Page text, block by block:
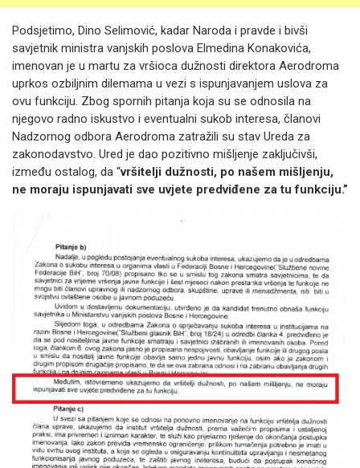
Podsjetimo, Dino Selimović, kadar Naroda i pravde i bivši
savjetnik ministra vanjskih poslova Elmedina Konakovića,
imenovan je u martu za vršioca dužnosti direktora Aerodroma
uprkos ozbiljnim dilemama u vezi s ispunjavanjem uslova za
ovu funkciju. Zbog spornih pitanja koja su se odnosila na
njegovo radno iskustvo i eventualni sukob interesa, članovi
Nadzornog odbora Aerodroma zatražili su stav Ureda za
zakonodavstvo. Ured je dao pozitivno mišljenje zaključivši,
između ostalog, da “vršitelji dužnosti, po našem mišljenju,
ne moraju ispunjavati sve uvjete predviđene za tu funkciju.”